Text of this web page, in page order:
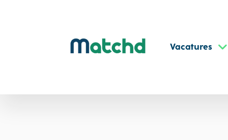
Vacatures